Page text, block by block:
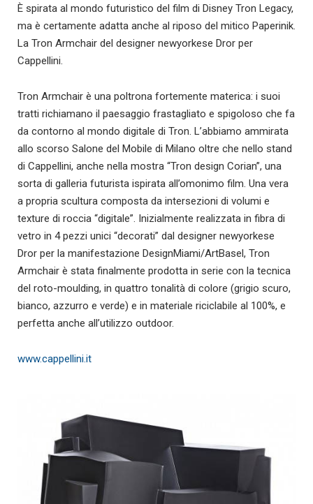
È spirata al mondo futuristico del film di Disney Tron Legacy,
ma è certamente adatta anche al riposo del mitico Paperinik.
La Tron Armchair del designer newyorkese Dror per
Cappellini.
Tron Armchair è una poltrona fortemente materica: i suoi
tratti richiamano il paesaggio frastagliato e spigoloso che fa
da contorno al mondo digitale di Tron. L’abbiamo ammirata
allo scorso Salone del Mobile di Milano oltre che nello stand
di Cappellini, anche nella mostra “Tron design Corian”, una
sorta di galleria futurista ispirata all’omonimo film. Una vera
a propria scultura composta da intersezioni di volumi e
texture di roccia “digitale”. Inizialmente realizzata in fibra di
vetro in 4 pezzi unici “decorati” dal designer newyorkese
Dror per la manifestazione DesignMiami/ArtBasel, Tron
Armchair è stata finalmente prodotta in serie con la tecnica
del roto-moulding, in quattro tonalità di colore (grigio scuro,
bianco, azzurro e verde) e in materiale riciclabile al 100%, e
perfetta anche all’utilizzo outdoor.
www.cappellini.it